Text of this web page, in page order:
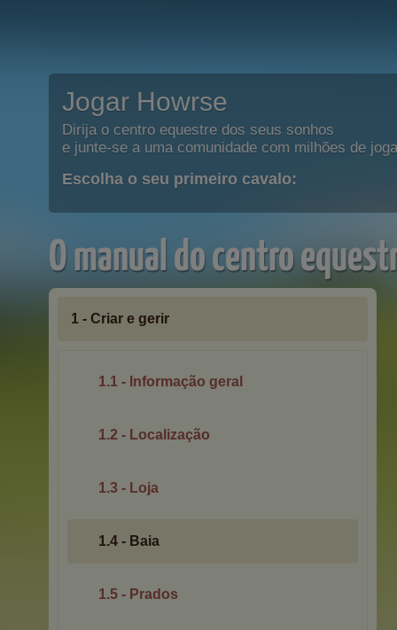
Jogar Howrse
Dirija o centro equestre dos seus sonhos
e junte-se a uma comunidade com milhões de
Escolha o seu primeiro cavalo:
O manual do centro
1 - Criar e gerir
1.1 - Informação geral
1.2 - Localização
1.3 - Loja
1.4 - Baia
1.5 - Prados